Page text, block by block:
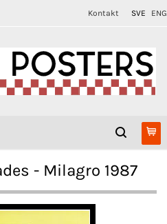
Kontakt SVE ENG
- Milagro 1987